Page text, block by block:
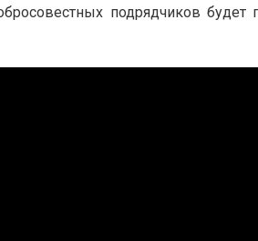
подрядчиков